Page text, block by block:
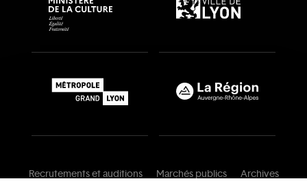
Recrutements et auditions Marchés publics
Archives